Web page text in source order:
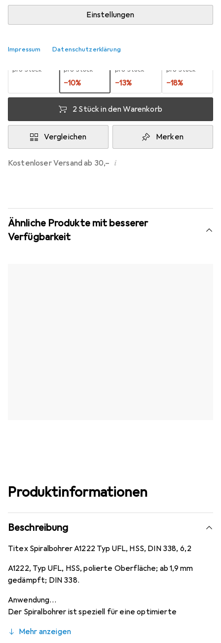
Einstellungen
Impressum Datenschutzerklärung
Benachrichtigen, wenn schneller verfügbar
1 Stück
pro Stück
pro Stück
−10%
3 Stück
pro Stück
−13%
pro Stück
−18%
2 Stück in den Warenkorb
Vergleichen Merken
Kostenloser Versand ab 30,– i
Ähnliche Produkte mit besserer
Verfügbarkeit
Produktinformationen
Beschreibung
Titex Spiralbohrer A1222 Typ UFL, HSS, DIN 338, 6,2
A1222, Typ UFL, HSS, polierte Oberfläche; ab 1,9 mm
gedämpft; DIN 338.
Anwendung
Der Spiralbohrer ist speziell für eine optimierte
grössere Bohrtiefen ohne Entlüftung. Besonders breites
Mehr anzeigen